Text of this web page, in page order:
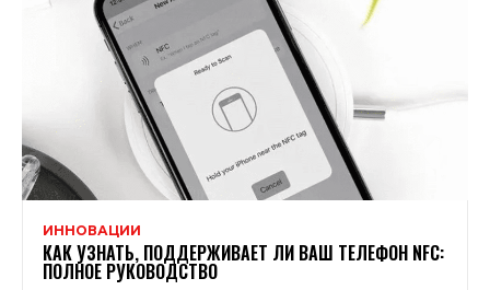
ИННОВАЦИИ
КАК УЗНАТЬ, ПОДДЕРЖИВАЕТ ЛИ ВАШ ТЕЛЕФОН NFC:
ПОЛНОЕ РУКОВОДСТВО